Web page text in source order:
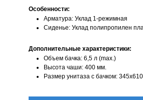
Особенности:
Арматура: Уклад 1-режимная
Сиденье: Уклад полипропилен
Дополнительные характеристики:
Объем бачка: 6,5 л (max.)
Высота чаши: 400 мм.
Размер унитаза с бачком: